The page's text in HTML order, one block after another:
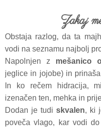
Zakaj
Obstaja razlog, da ta
vodi na seznamu najbolj
Napolnjen z mešanico
jeglice in jojobe) in
In ko rečem hidracija,
izenačen ten, mehka in
Dodan je tudi skvalen, ki
poveča vlago, kar vodi